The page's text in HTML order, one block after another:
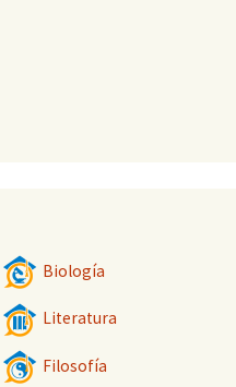
Biología
Literatura
Filosofía